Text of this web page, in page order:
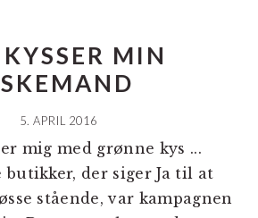
MIN
5. APRIL 2016
mig med grønne kys ...
butikker, der siger Ja til at
stående, var kampagnen